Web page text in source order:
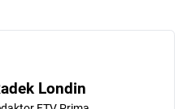
Londin